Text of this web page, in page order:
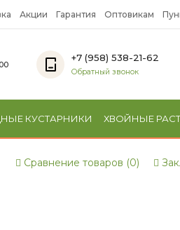
Акции Гарантия Оптовикам
+7 (958) 538-21-62
Обратный звонок
КУСТАРНИКИ ХВОЙНЫЕ
Сравнение товаров (0)